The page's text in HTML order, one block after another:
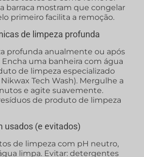
barraca mostram que congelar
primeiro facilita a remoção.
de limpeza profunda
profunda anualmente ou após
uma banheira com água
de limpeza especializado
Tech Wash). Mergulhe a
e agite suavemente.
de produto de limpeza
usados (e evitados)
de limpeza com pH neutro,
limpa. Evitar: detergentes